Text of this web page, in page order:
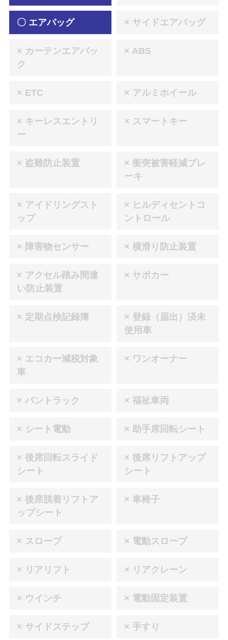
〇 エアバッグ × サイドエアバッグ
× カーテンエアバッ
ク
× ABS
× ETC × アルミホイール
× キーレスエントリ
ー
× スマートキー
× 盗難防止装置
× 衝突被害軽減ブレ
ーキ
× アイドリングスト
ップ
× ヒルディセントコ
ントロール
× 障害物センサー × 横滑り防止装置
× アクセル踏み間違
い防止装置
× サポカー
× 定期点検記録簿
× 登録（届出）済未
使用車
× エコカー減税対象
車
× ワンオーナー
× バントラック × 福祉車両
× シート電動 × 助手席回転シート
× 後席回転スライド
シート
× 後席リフトアップ
シート
× 後席脱着リフトア
ップシート
× 車椅子
× スロープ × 電動スロープ
× リアリフト × リアクレーン
× ウインチ × 電動固定装置
× サイドステップ × 手すり